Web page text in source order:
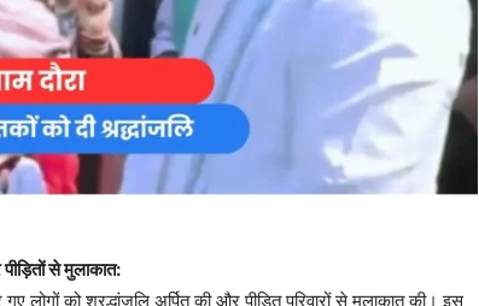
से मुलाकात:
लोगों को श्रद्धांजलि अर्पित की और पीड़ित परिवारों से मुलाकात की। इस